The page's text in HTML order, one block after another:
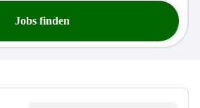
Jobs finden